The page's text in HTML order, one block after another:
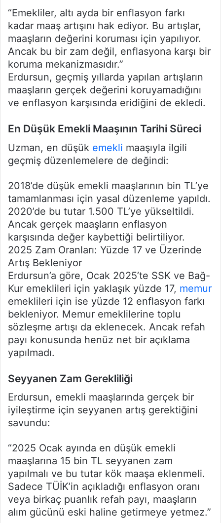
“Emekliler, altı ayda bir enflasyon farkı
kadar maaş artışını hak ediyor. Bu artışlar,
maaşların değerini koruması için yapılıyor.
Ancak bu bir zam değil, enflasyona karşı bir
koruma mekanizmasıdır.”
Erdursun, geçmiş yıllarda yapılan artışların
maaşların gerçek değerini koruyamadığını
ve enflasyon karşısında eridiğini de ekledi.
En Düşük Emekli Maaşının Tarihi Süreci
Uzman, en düşük emekli maaşıyla ilgili
geçmiş düzenlemelere de değindi:
2018’de düşük emekli maaşlarının bin TL’ye
tamamlanması için yasal düzenleme yapıldı.
2020’de bu tutar 1.500 TL’ye yükseltildi.
Ancak gerçek maaşların enflasyon
karşısında değer kaybettiği belirtiliyor.
2025 Zam Oranları: Yüzde 17 ve Üzerinde
Artış Bekleniyor
Erdursun’a göre, Ocak 2025’te SSK ve Bağ-
Kur emeklileri için yaklaşık yüzde 17, memur
emeklileri için ise yüzde 12 enflasyon farkı
bekleniyor. Memur emeklilerine toplu
sözleşme artışı da eklenecek. Ancak refah
payı konusunda henüz net bir açıklama
yapılmadı.
Seyyanen Zam Gerekliliği
Erdursun, emekli maaşlarında gerçek bir
iyileştirme için seyyanen artış gerektiğini
savundu:
“2025 Ocak ayında en düşük emekli
maaşlarına 15 bin TL seyyanen zam
yapılmalı ve bu tutar kök maaşa eklenmeli.
Sadece TÜİK’in açıkladığı enflasyon oranı
veya birkaç puanlık refah payı, maaşların
alım gücünü eski haline getirmeye yetmez.”